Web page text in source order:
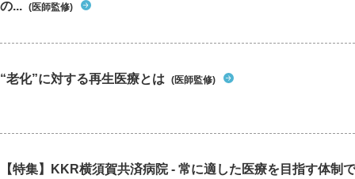
の... (医師監修)
“老化”に対する再生医療とは (医師監修)
【特集】KKR横須賀共済病院 - 常に適した医療を目指す体制